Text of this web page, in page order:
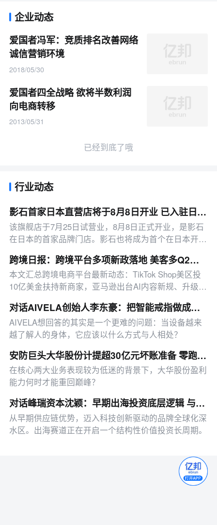
企业动态
爱国者冯军：竞质排名改善网络
诚信营销环境
2018/05/30
爱国者四全战略 欲将半数利润
向电商转移
2013/05/31
已经到底了哦
行业动态
影石首家日本直营店将于8月8日开业 已入驻日本约1500家线下零售渠道
该旗舰店于7月25日试营业，8月8日正式开业，是影石
在日本的首家品牌门店。影石也将成为首个在日本开设
跨境日报：跨境平台多项新政落地 美客多Q2营收同比增50%
本文汇总跨境电商平台最新动态：TikTok Shop美区投
10亿美金扶持新商家，亚马逊出台AI内容新规、升级卖
对话AIVELA创始人李东豪：把智能戒指做成一件“会关心人”的饰品
AIVELA想回答的其实是一个更难的问题：当设备越来
越了解人的身体，它应该以什么方式与人相处？
安防巨头大华股份计提超30亿元坏账准备 零跑汽车创始人减持公司数亿元股权
在核心两大业务表现较为低迷的背景下，大华股份盈利
能力何时才能重回巅峰？
对话峰瑞资本沈颖：早期出海投资底层逻辑 与下一代全球化品牌画像
从早期供应链优势，迈入科技创新驱动的品牌全球化深
水区。出海赛道正在开启一个结构性价值投资长周期。